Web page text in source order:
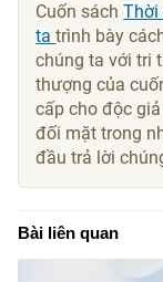
Cuốn sáchThời
tatrình bày
chúng ta với tri
thượng của
cấp cho độc
đối mặt trong
đầu trả lời
Bài liên quan